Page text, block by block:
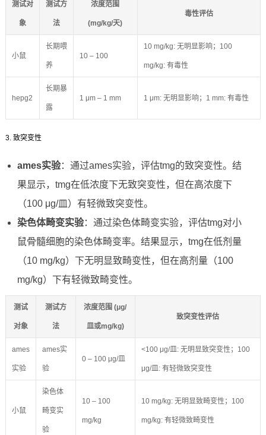
测试对
象
测试方
法
浓度范围
(mg/kg/天)
毒性评估
小鼠
长期喂
养
10 – 100
10 mg/kg: 无明显影响；100
mg/kg: 有毒性
hepg2
长期暴
露
1 μm – 1 mm 1 μm: 无明显影响；1 mm: 有毒性
3. 致突变性
ames实验：通过ames实验，评估tmg的致突变性。结
果显示，tmg在低浓度下无致突变性，但在高浓度下
（100 μg/皿）有轻微致突变性。
染色体畸变实验：通过染色体畸变实验，评估tmg对小
鼠骨髓细胞的染色体畸变率。结果显示，tmg在低剂量
（10 mg/kg）下无明显致畸变性，但在高剂量（100
mg/kg）下有轻微致畸变性。
测试
对象
测试方
法
浓度范围 (μg/
皿或mg/kg)
致突变性评估
ames
实验
ames实
验
0 – 100 μg/皿
<100 μg/皿: 无明显致突变性；100
μg/皿: 有轻微致突变性
小鼠
染色体
畸变实
验
10 – 100
mg/kg
10 mg/kg: 无明显致畸变性；100
mg/kg: 有轻微致畸变性